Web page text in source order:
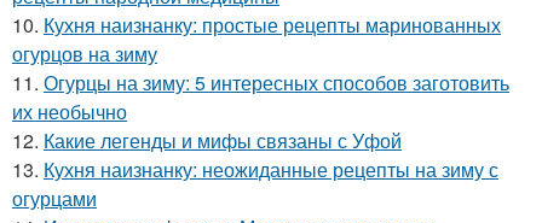
10. Кухня наизнанку: простые рецепты маринованных
огурцов на зиму
11. Огурцы на зиму: 5 интересных способов заготовить
их необычно
12. Какие легенды и мифы связаны с Уфой
13. Кухня наизнанку: неожиданные рецепты на зиму с
огурцами